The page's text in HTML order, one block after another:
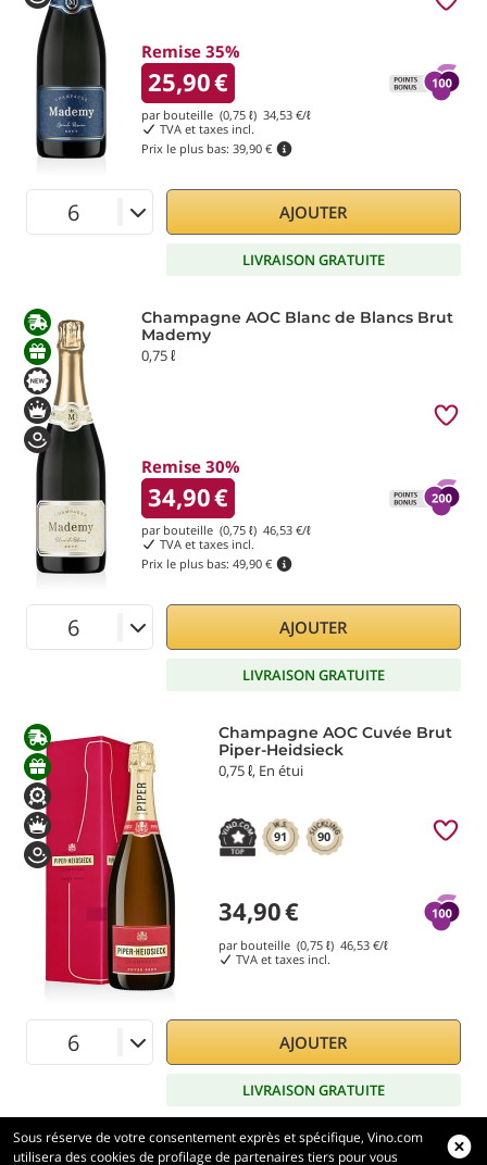
Remise 35%
25,90€
par bouteille (0,75 ℓ) 34,53 €/ℓ
TVA et taxes incl.
Prix le plus bas: 39,90 €
AJOUTER
LIVRAISON GRATUITE
Champagne AOC Blanc de Blancs Brut
Mademy
0,75 ℓ
Remise 30%
34,90€
par bouteille (0,75 ℓ) 46,53 €/ℓ
TVA et taxes incl.
Prix le plus bas: 49,90 €
AJOUTER
LIVRAISON GRATUITE
Champagne AOC Cuvée Brut
Piper-Heidsieck
0,75 ℓ, En étui
91 90
34,90€
par bouteille (0,75 ℓ) 46,53€/ℓ
TVA et taxes incl.
AJOUTER
LIVRAISON GRATUITE
Sous réserve de votre consentement exprès et spécifique, Vino.com
utilisera des cookies de profilage de partenaires tiers pour vous